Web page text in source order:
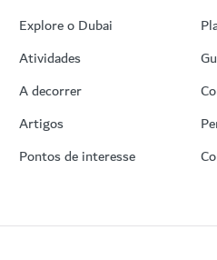
Explore o Dubai
Atividades
A decorrer
Artigos
Pontos de interesse